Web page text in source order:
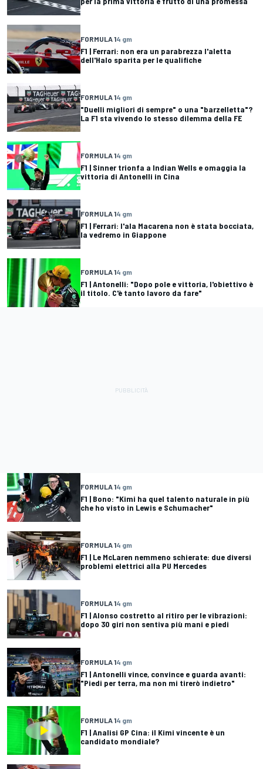
FORMULA 14 gm
F1 | Ferrari: non era un parabrezza l'aletta
dell'Halo sparita per le qualifiche
FORMULA 14 gm
"Duelli migliori di sempre" o una "barzelletta"?
La F1 sta vivendo lo stesso dilemma della FE
FORMULA 14 gm
F1 | Sinner trionfa a Indian Wells e omaggia la
vittoria di Antonelli in Cina
FORMULA 14 gm
F1 | Ferrari: l'ala Macarena non è stata bocciata,
la vedremo in Giappone
FORMULA 14 gm
F1 | Antonelli: "Dopo pole e vittoria, l'obiettivo è
il titolo. C'è tanto lavoro da fare"
FORMULA 14 gm
F1 | Bono: "Kimi ha quel talento naturale in più
che ho visto in Lewis e Schumacher"
FORMULA 14 gm
F1 | Le McLaren nemmeno schierate: due diversi
problemi elettrici alla PU Mercedes
FORMULA 14 gm
F1 | Alonso costretto al ritiro per le vibrazioni:
dopo 30 giri non sentiva più mani e piedi
FORMULA 14 gm
F1 | Antonelli vince, convince e guarda avanti:
"Piedi per terra, ma non mi tirerò indietro"
FORMULA 14 gm
F1 | Analisi GP Cina: il Kimi vincente è un
candidato mondiale?